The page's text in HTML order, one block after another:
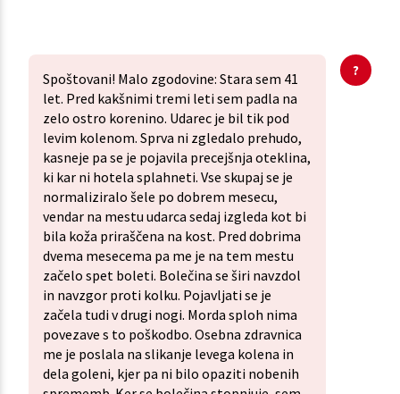
Spoštovani! Malo zgodovine: Stara sem 41
let. Pred kakšnimi tremi leti sem padla na
zelo ostro korenino. Udarec je bil tik pod
levim kolenom. Sprva ni zgledalo prehudo,
kasneje pa se je pojavila precejšnja oteklina,
ki kar ni hotela splahneti. Vse skupaj se je
normaliziralo šele po dobrem mesecu,
vendar na mestu udarca sedaj izgleda kot bi
bila koža priraščena na kost. Pred dobrima
dvema mesecema pa me je na tem mestu
začelo spet boleti. Bolečina se širi navzdol
in navzgor proti kolku. Pojavljati se je
začela tudi v drugi nogi. Morda sploh nima
povezave s to poškodbo. Osebna zdravnica
me je poslala na slikanje levega kolena in
dela goleni, kjer pa ni bilo opaziti nobenih